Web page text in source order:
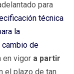
para
técnica
la
cambio de
en vigor a partir
el plazo de tan